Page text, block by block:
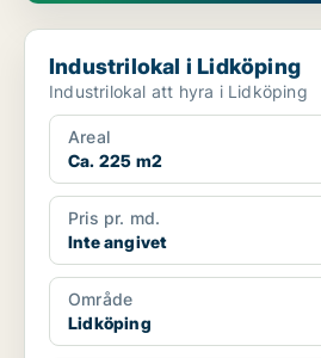
Industrilokal i Lidköping
Industrilokal i Lidköping
Industrilokal att hyra i Lidköping
Areal
Ca. 225 m2
Pris pr. md.
Inte angivet
Område
Lidköping